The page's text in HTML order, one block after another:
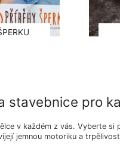
stavebnice pro
v každém z vás. Vyberte
jemnou motoriku a